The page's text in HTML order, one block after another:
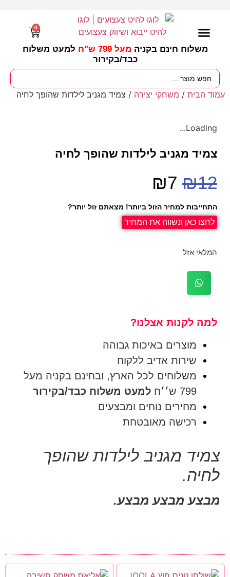
משלוח חינם בקניה מעל 799 ש"ח
למעט משלוח
כבד/בקירור
0
עמוד הבית / משחקי יצירה / ‎⁨צמיד מגניב לילדות שהופך לחיה⁩
Loading...
₪12
₪7
התחייבות למחיר הזול ביותר! מצאתם זול יותר?
לחצו כאן ונשווה את המחיר
המלאי אזל
למה לקנות אצלנו?
מוצרים באיכות גבוהה
שירות אדיב ללקוח
משלוחים לכל הארץ, ובחינם בקניה מעל
799 ש׳׳ח
למעט משלוח כבד/בקירור
מחירים נוחים ומבצעים
רכישה מאובטחת
‎⁨צמיד מגניב לילדות שהופך
לחיה⁩.
מבצע מבצע מבצע.